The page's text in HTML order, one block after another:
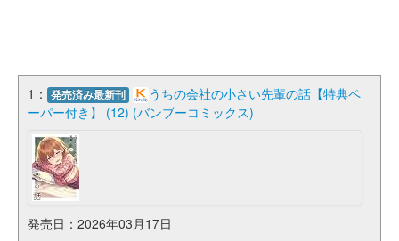
1： 発売済み最新刊
うちの会社の小さい先輩の話【特典ペ
ーパー付き】 (12) (バンブーコミックス)
発売日：2026年03月17日